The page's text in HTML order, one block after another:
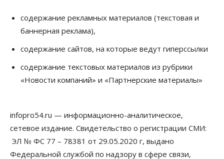
Бизнес Общество
В Новосибирске сформировалось
профессиональное сообщество стендап-комиков
Недвижимость
Антон Рехтин: Вместе строим будущее
10 Августа 2026, 13:15
Цены в ресторанах Новосибирска выросли на 8%
10 Августа 2026, 13:00
Духовная и медицинская помощь: корабль-
содержание рекламных материалов (текстовая и
баннерная реклама),
содержание сайтов, на которые ведут гиперссылки
содержание текстовых материалов из рубрики
«Новости компаний» и «Партнерские материалы»
infopro54.ru — информационно-аналитическое,
сетевое издание. Свидетельство о регистрации СМИ:
ЭЛ № ФС 77 – 78381 от 29.05.2020 г, выдано
Федеральной службой по надзору в сфере связи,